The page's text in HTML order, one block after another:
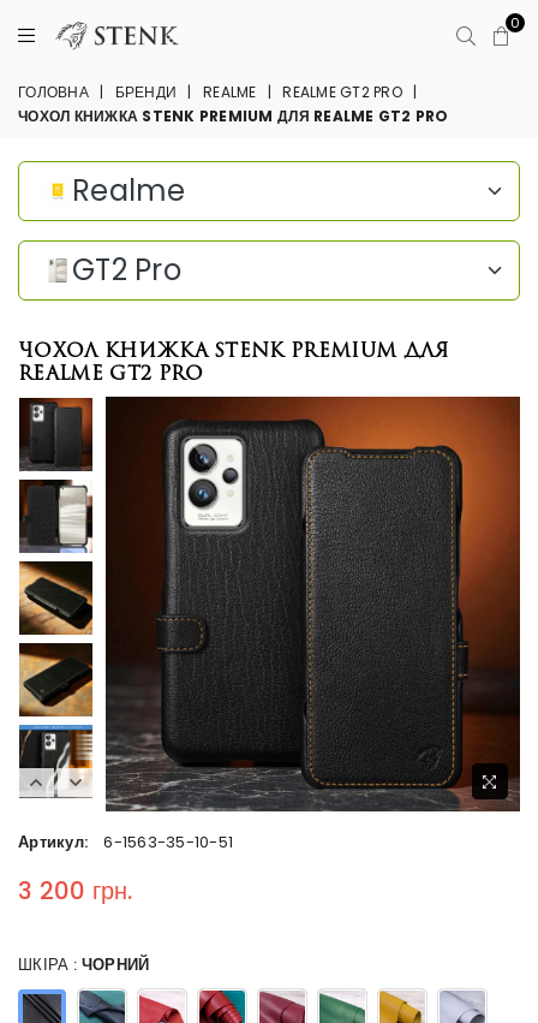
0
ГОЛОВНА | БРЕНДИ | REALME | REALME GT2 PRO |
ЧОХОЛ КНИЖКА STENK PREMIUM ДЛЯ REALME GT2 PRO
Чохол книжка Stenk Premium для
Realme GT2 Pro
Realme
GT2 Pro
Артикул: 6-1563-35-10-51
Regular price
3 200 грн.
ШКІРА : ЧОРНИЙ